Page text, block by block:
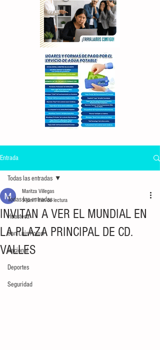
Entrada
Todas las entradas
Huasteca
San Luis Potosí
Nacional
Deportes
Seguridad
Todas las entradas
INVITAN A VER EL MUNDIAL EN
LA PLAZA PRINCIPAL DE CD.
VALLES
Maritza Villegas
9 jun1 min de lectura